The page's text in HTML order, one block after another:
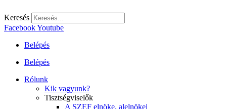
Keresés
FacebookYoutube
Belépés
Belépés
Rólunk
Kik vagyunk?
Tisztségviselők
A SZEF elnöke, alelnökei